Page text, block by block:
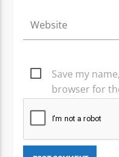
Save my
browser for